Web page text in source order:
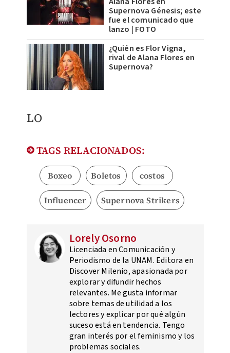
Supernova Génesis; este
fue el comunicado que
lanzo | FOTO
¿Quién es Flor Vigna,
rival de Alana Flores en
Supernova?
LO
TAGS RELACIONADOS:
Boxeo Boletos costos
Influencer Supernova Strikers
Lorely Osorno
Licenciada en Comunicación y
Periodismo de la UNAM. Editora en
Discover Milenio, apasionada por
explorar y difundir hechos
relevantes. Me gusta informar
sobre temas de utilidad a los
lectores y explicar por qué algún
suceso está en tendencia. Tengo
gran interés por el feminismo y los
problemas sociales.